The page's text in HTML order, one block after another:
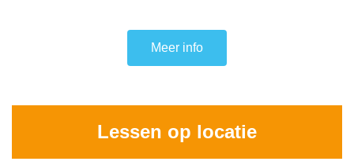
Meer info
Lessen op locatie